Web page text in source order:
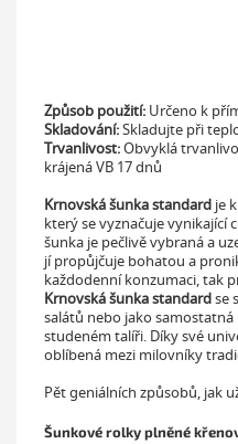
Způsob použití: Určeno k
Skladování:Skladujte při
Trvanlivost:Obvyklá
krájená VB 17 dnů
Krnovská šunka standard je
který se vyznačuje vynikající
šunka je pečlivě vybraná a
jí propůjčuje bohatou a
každodenní konzumaci, tak
Krnovská šunka standardse
salátů nebo jako
studeném talíři. Díky své
oblíbená mezi milovníky
Pět geniálních způsobů, jak
Šunkové rolky plněné